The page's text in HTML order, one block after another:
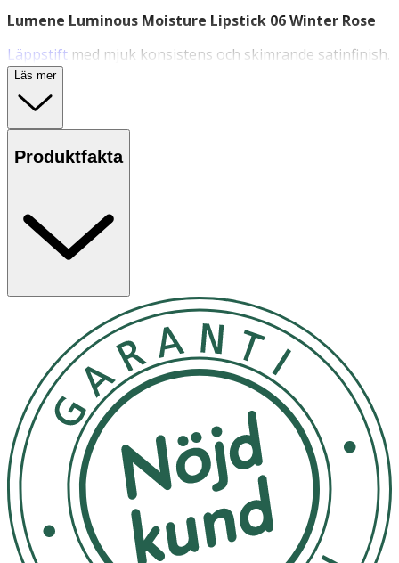
Lumene Luminous Moisture Lipstick 06 Winter Rose
Läppstift med mjuk konsistens och skimrande satinfinish.
känsla på läpparna. Innehåller vårdande havresmör,
fröoljor från bär, samt återfuktande och skyddande
betain.
· Vegansk formula
· Med nordiskt havresmör, fröoljor från bär och
· Återfuktande sammansättning som skyddar
· Ger en jämn färg med skimrande finish
· Mjuk applicering
Användning
· Applicera jämnt, från mitten av läpparna
· Kan användas ensamt eller tillsammans med
läppenna
· Anpassa mängden efter önskad intensitet
Läs mer
Produktfakta